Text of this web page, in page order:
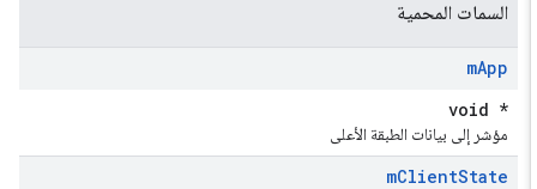
السمات المحمية
mApp
void *
مؤشر إلى بيانات الطبقة الأعلى
mClientState